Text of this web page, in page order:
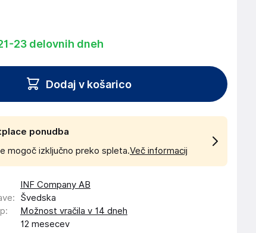
23 delovnih dneh
Dodaj v košarico
ponudba
mogoč izključno preko spleta.Več informacij
INF Company AB
:
Švedska
:
Možnost vračila v 14 dneh
12 mesecev